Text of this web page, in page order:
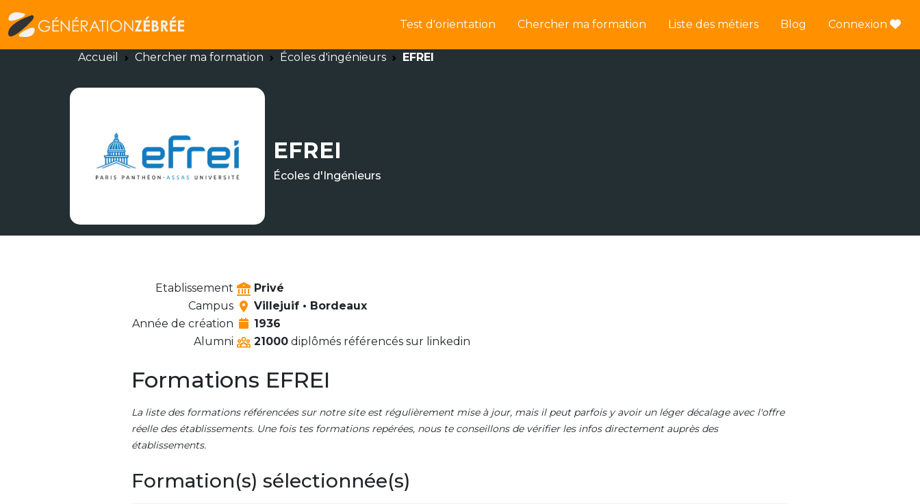
Test d'orientation Chercher ma formation Liste des métiers Blog Connexion
Accueil Chercher ma formation Écoles d'ingénieurs EFREI
EFREI
Écoles d'Ingénieurs
Etablissement
Privé
Campus
Villejuif • Bordeaux
Année de création
1936
Alumni
21000 diplômés référencés sur linkedin
Formations EFREI
La liste des formations référencées sur notre site est régulièrement mise à jour, mais il peut parfois y avoir un léger décalage avec l'offre
réelle des établissements. Une fois tes formations repérées, nous te conseillons de vérifier les infos directement auprès des
établissements.
Formation(s) sélectionnée(s)